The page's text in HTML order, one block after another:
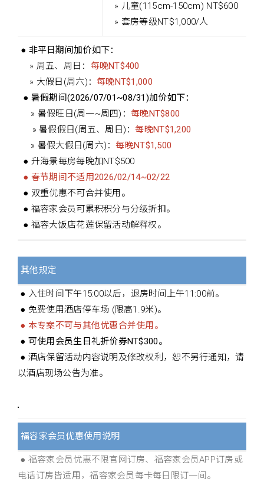
» 儿童(115cm-150cm) NT$600
» 套房等级NT$1,000/人
● 非平日期间加价如下：
» 周五、周日： 每晚NT$400
» 大假日(周六)：每晚NT$1,000
● 暑假期间(2026/07/01~08/31)加价如下：
» 暑假旺日(周一~周四)：每晚NT$800
» 暑假假日(周五、周日)：每晚NT$1,200
» 暑假大假日(周六)：每晚NT$1,500
● 升海景每房每晚加NT$500
● 春节期间不适用2026/02/14~02/22
● 双重优惠不可合并使用。
● 福容家会员可累积积分与分级折扣。
● 福容大饭店花莲保留活动解释权。
其他规定
● 入住时间下午15:00以后，退房时间上午11:00前。
● 免费使用酒店停车场 (限高1.9米)。
● 本专案不可与其他优惠合并使用。
● 可使用会员生日礼折价券NT$300。
● 酒店保留活动内容说明及修改权利，恕不另行通知，请
以酒店现场公告为准。
福容家会员优惠使用说明
● 福容家会员优惠不限官网订房、福容家会员APP订房或
电话订房皆适用，福容家会员每卡每日限订一间。